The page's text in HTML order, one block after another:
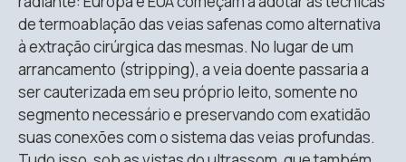
de termoablação das veias safenas como alternativa
à extração cirúrgica das mesmas. No lugar de um
arrancamento (stripping), a veia doente passaria a
ser cauterizada em seu próprio leito, somente no
segmento necessário e preservando com exatidão
suas conexões com o sistema das veias profundas.